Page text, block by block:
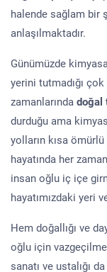
halende sağlam bir
anlaşılmaktadır.
Günümüzde
yerini tutmadığı
zamanlarında doğal
durduğu ama
yolların kısa
hayatında her
insan oğlu iç içe
hayatımızdaki yeri
Hem doğallığı ve
oğlu için
sanatı ve ustalığı